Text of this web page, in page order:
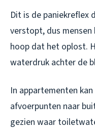
Dit is de paniekreflex
verstopt, dus
hoop dat het oplost.
waterdruk achter de
In appartementen
afvoerpunten naar
gezien waar